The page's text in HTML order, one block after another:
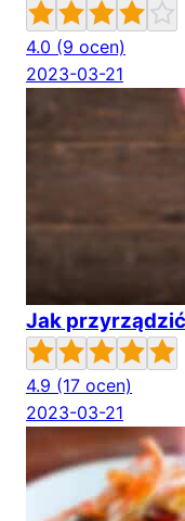
4.0 (9 ocen)
2023-03-21
Jak
4.9 (17 ocen)
2023-03-21